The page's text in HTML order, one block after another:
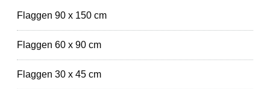
Flaggen 90 x 150 cm
Flaggen 60 x 90 cm
Flaggen 30 x 45 cm